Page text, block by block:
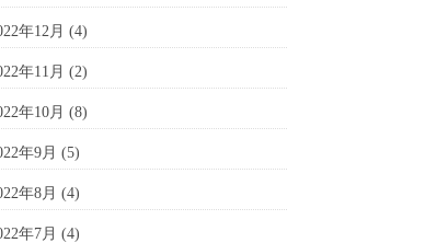
年12月 (4)
年11月 (2)
年10月 (8)
年9月 (5)
年8月 (4)
年7月 (4)